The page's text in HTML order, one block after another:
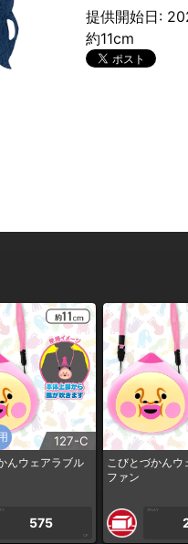
提供開始日:
約11cm
127-C
んウェアラブル
575
CP
こびとづかんウ
ファン
1PLAY